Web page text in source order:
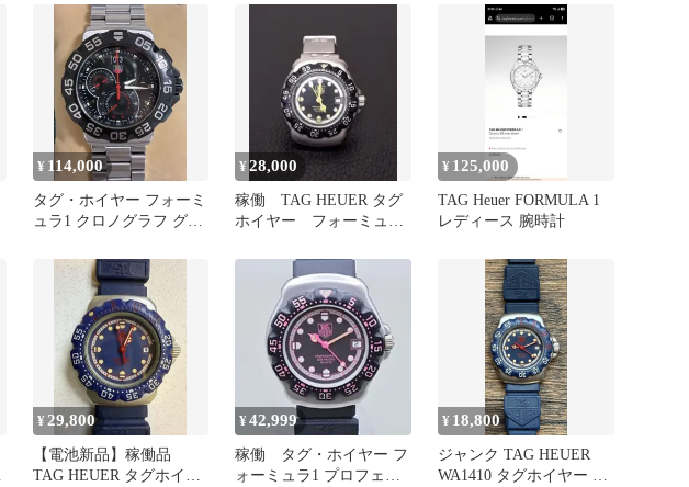
¥ 114,000
タグ・ホイヤー フォーミ
ュラ1 クロノグラフ グラ
¥28,000
稼働 TAG HEUER タグ
ホイヤー フォーミュラ
¥ 125,000
TAG Heuer FORMULA 1
レディース 腕時計
¥ 29,800
【電池新品】稼働品
TAG HEUER タグホイヤ
¥42,999
稼働 タグ・ホイヤー フ
ォーミュラ1 プロフェッ
¥ 18,800
ジャンク TAG HEUER
WA1410 タグホイヤー フ